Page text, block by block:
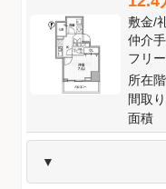
敷金/
仲介
フリ
所在階
間取り
面積